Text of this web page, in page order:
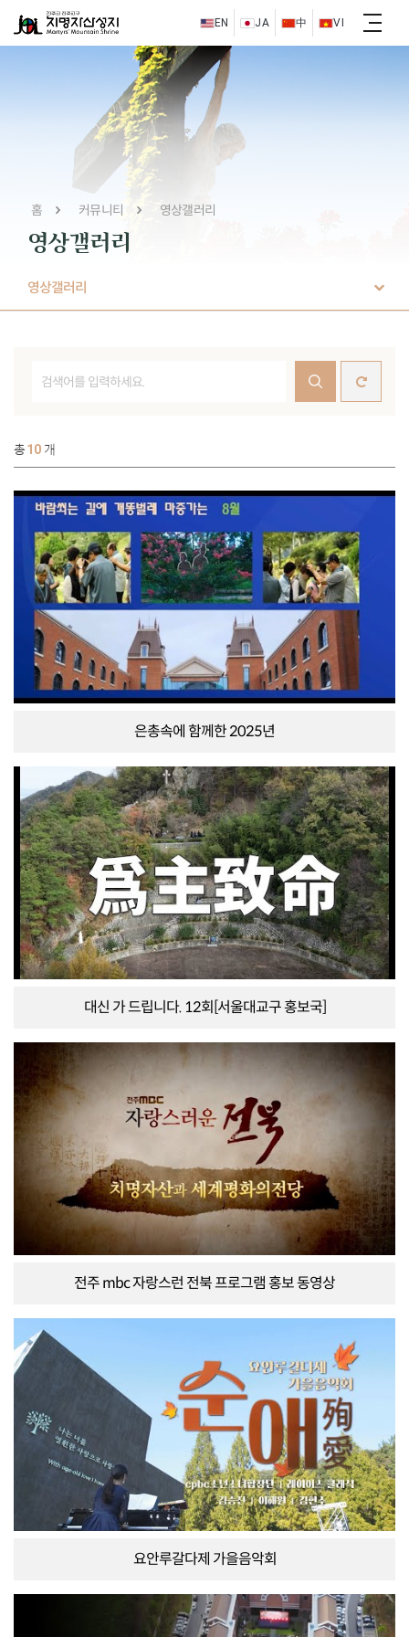
EN JA 中 VI
홈 커뮤니티 영상갤러리
영상갤러리
영상갤러리
총10 개
은총속에 함께한 2025년
대신 가 드립니다. 12회[서울대교구 홍보국]
전주 mbc 자랑스런 전북 프로그램 홍보 동영상
요안루갈다제 가을음악회